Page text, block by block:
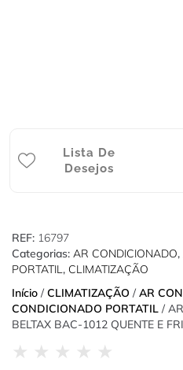
Lista De
Desejos
REF: 16797
Categorias: AR CONDICIONADO,
PORTATIL, CLIMATIZAÇÃO
Início / CLIMATIZAÇÃO / AR
CONDICIONADO PORTATIL /
BELTAX BAC-1012 QUENTE E
★ ★ ★ ★ ★